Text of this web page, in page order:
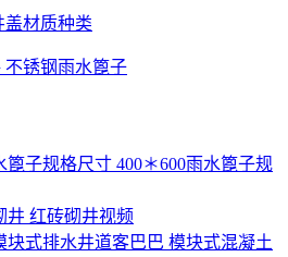
盖材质种类
锈钢雨水篦子
篦子规格尺寸 400＊600雨水篦子规
井 红砖砌井视频
块式排水井道客巴巴 模块式混凝土